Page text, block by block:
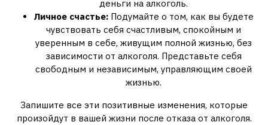
деньги на алкоголь.
Личное счастье: Подумайте о том, как вы будете
чувствовать себя счастливым, спокойным и
уверенным в себе, живущим полной жизнью, без
зависимости от алкоголя. Представьте себя
свободным и независимым, управляющим своей
жизнью.
Запишите все эти позитивные изменения, которые
произойдут в вашей жизни после отказа от алкоголя.